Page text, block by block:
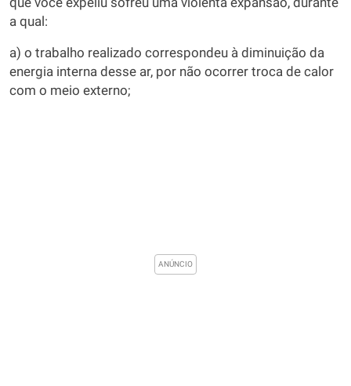
a qual:
a) o trabalho realizado correspondeu à diminuição da
energia interna desse ar, por não ocorrer troca de calor
com o meio externo;